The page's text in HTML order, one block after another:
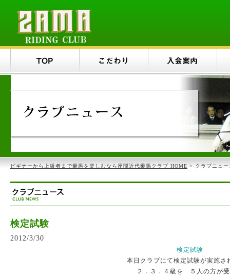
ビギナーから上級者まで乗馬を楽しむなら座間近代乗馬クラブ HOME > クラブニュー
検定試験
2012/3/30
検定試験
本日クラブにて検定試験が実施さ
２．３．４級を ５人の方が